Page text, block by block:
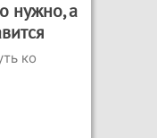
нужно, а
ко